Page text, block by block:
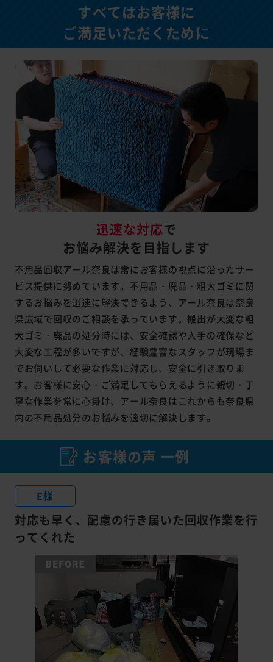
すべてはお客様に
ご満足いただくために
迅速な対応で
お悩み解決を目指します
不用品回収アール奈良は常にお客様の視点に沿ったサー
ビス提供に努めています。不用品・廃品・粗大ゴミに関
するお悩みを迅速に解決できるよう、アール奈良は奈良
県広域で回収のご相談を承っています。搬出が大変な粗
大ゴミ・廃品の処分時には、安全確認や人手の確保など
大変な工程が多いですが、経験豊富なスタッフが現場ま
でお伺いして必要な作業に対応し、安全に引き取りま
す。お客様に安心・ご満足してもらえるように親切・丁
寧な作業を常に心掛け、アール奈良はこれからも奈良県
内の不用品処分のお悩みを適切に解決します。
お客様の声 一例
E様
対応も早く、配慮の行き届いた回収作業を行
ってくれた